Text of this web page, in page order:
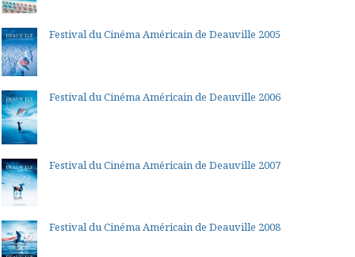
Festival du Cinéma Américain de Deauville 2005
Festival du Cinéma Américain de Deauville 2006
Festival du Cinéma Américain de Deauville 2007
Festival du Cinéma Américain de Deauville 2008